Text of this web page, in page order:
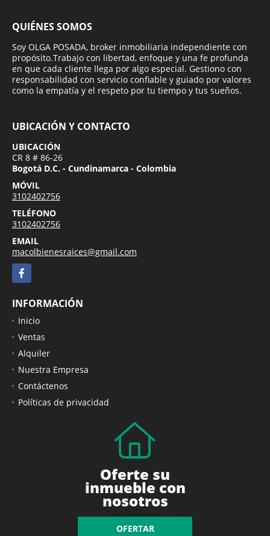
QUIÉNES SOMOS
Soy OLGA POSADA, broker inmobiliaria independiente con
propósito.Trabajo con libertad, enfoque y una fe profunda
en que cada cliente llega por algo especial. Gestiono con
responsabilidad con servicio confiable y guiado por valores
como la empatía y el respeto por tu tiempo y tus sueños.
UBICACIÓN Y CONTACTO
UBICACIÓN
CR 8 # 86-26
Bogotá D.C. - Cundinamarca - Colombia
MÓVIL
3102402756
TELÉFONO
3102402756
EMAIL
macolbienesraices@gmail.com
Facebook
INFORMACIÓN
Inicio
Ventas
Alquiler
Nuestra Empresa
Contáctenos
Políticas de privacidad
Oferte su
inmueble con
nosotros
OFERTAR